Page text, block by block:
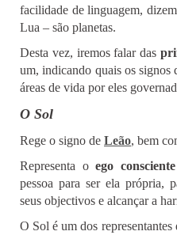
facilidade de linguagem,
Lua – são planetas.
Desta vez, iremos falar das
um, indicando quais os signos
áreas de vida por eles
O Sol
Rege o signo de Leão, bem
Representa oego consciente
pessoa para ser ela própria,
seus objectivos e alcançar a
O Sol é um dos